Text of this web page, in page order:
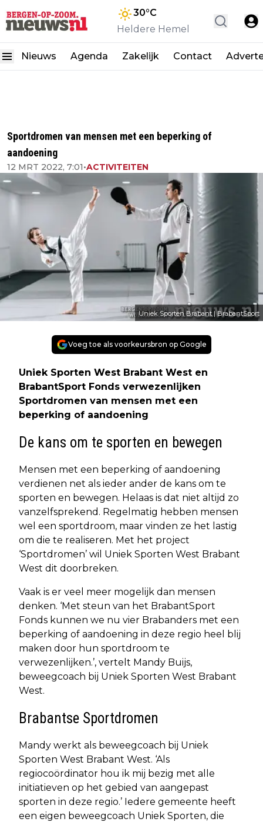
30°C
Heldere Hemel
Nieuws Agenda Zakelijk Contact
Sportdromen van mensen met een beperking of
aandoening
12 MRT 2022, 7:01•ACTIVITEITEN
Uniek Sporten Brabant | BrabantSport
Voeg toe als voorkeursbron op Google
Uniek Sporten West Brabant West en
BrabantSport Fonds verwezenlijken
Sportdromen van mensen met een
beperking of aandoening
De kans om te sporten en bewegen
Mensen met een beperking of aandoening
verdienen net als ieder ander de kans om te
sporten en bewegen. Helaas is dat niet altijd zo
vanzelfsprekend. Regelmatig hebben mensen
wel een sportdroom, maar vinden ze het lastig
om die te realiseren. Met het project
‘Sportdromen’ wil Uniek Sporten West Brabant
West dit doorbreken.
Vaak is er veel meer mogelijk dan mensen
denken. ‘Met steun van het BrabantSport
Fonds kunnen we nu vier Brabanders met een
beperking of aandoening in deze regio heel blij
maken door hun sportdroom te
verwezenlijken.’, vertelt Mandy Buijs,
beweegcoach bij Uniek Sporten West Brabant
West.
Brabantse Sportdromen
Mandy werkt als beweegcoach bij Uniek
Sporten West Brabant West. ‘Als
regiocoördinator hou ik mij bezig met alle
initiatieven op het gebied van aangepast
sporten in deze regio.’ Iedere gemeente heeft
een eigen beweegcoach Uniek Sporten, die